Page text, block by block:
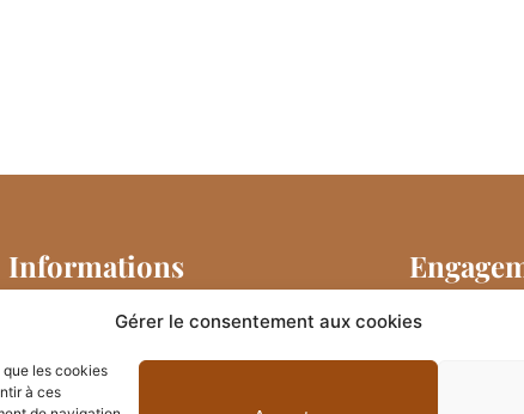
Gérer le consentement aux cookies
les cookies
à ces
Informations
Mentions légales
Politique de confidentialité